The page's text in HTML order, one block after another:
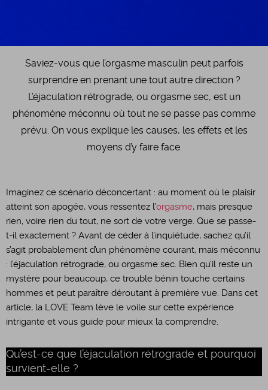
Saviez-vous que l’orgasme masculin peut parfois
surprendre en prenant une tout autre direction ?
L’éjaculation rétrograde, ou orgasme sec, est un
phénomène méconnu où tout ne se passe pas comme
prévu. On vous explique les causes, les effets et les
moyens d’y faire face.
Imaginez ce scénario déconcertant : au moment où le plaisir
atteint son apogée, vous ressentez l’orgasme, mais presque
rien, voire rien du tout, ne sort de votre verge. Que se passe-
t-il exactement ? Avant de céder à l’inquiétude, sachez qu’il
s’agit probablement d’un phénomène courant, mais méconnu
: l’éjaculation rétrograde, ou orgasme sec. Bien qu’il reste un
mystère pour beaucoup, ce trouble bénin touche certains
hommes et peut paraître déroutant à première vue. Dans cet
article, la LOVE Team lève le voile sur cette expérience
intrigante et vous guide pour mieux la comprendre.
Qu’est-ce que l’éjaculation rétrograde et pourquoi
survient-elle ?